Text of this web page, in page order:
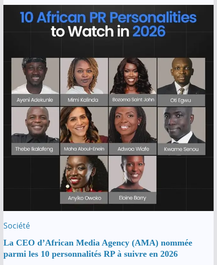
Société
La CEO d’African Media Agency (AMA) nommée
parmi les 10 personnalités RP à suivre en 2026